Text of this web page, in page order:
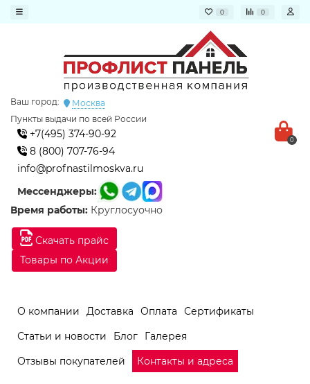
0 0
Скачать прайс
Товары по Акции
Ваш город:
Москва
Пункты выдачи по всей России
+7(495) 374-90-92
8 (800) 707-76-94
info@profnastilmoskva.ru
Мессенджеры:
Время работы: Круглосуочно
0
О компании Доставка Оплата
Сертификаты
Статьи и новости
Блог
Галерея
Отзывы покупателей
Контакты и адреса